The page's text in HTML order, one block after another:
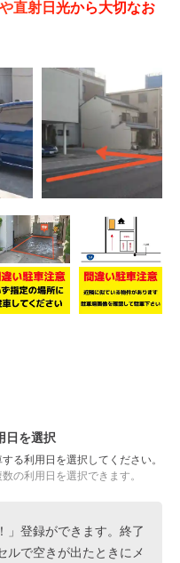
直射日光から大切なお
日を選択
る利用日を選択してください。
の利用日を選択できます。
」登録ができます。終了
ルで空きが出たときにメ